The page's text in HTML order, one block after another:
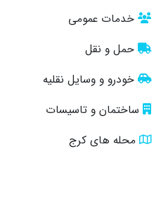
خدمات عمومی
حمل و نقل
خودرو و وسایل نقلیه
ساختمان و تاسیسات
محله های کرج